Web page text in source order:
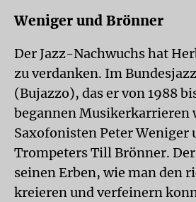
Weniger und Brönner
Der Jazz-Nachwuchs hat
zu verdanken. Im
(Bujazzo), das er von 1988
begannen Musikerkarrieren
Saxofonisten Peter Weniger
Trompeters Till Brönner.
seinen Erben, wie man den
kreieren und verfeinern